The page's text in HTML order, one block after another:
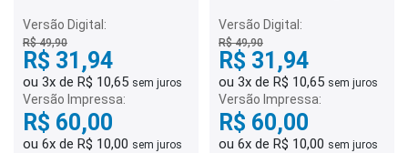
Versão Digital:
R$ 49,90
R$ 31,94
ou 3x de R$ 10,65 sem juros
Versão Impressa:
R$ 60,00
ou 6x de R$ 10,00 sem juros
Versão Digital:
R$ 49,90
R$ 31,94
ou 3x de R$ 10,65 sem juros
Versão Impressa:
R$ 60,00
ou 6x de R$ 10,00 sem juros